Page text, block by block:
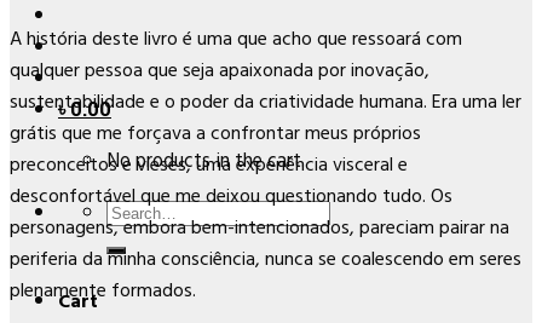
৳0.00
No products in the cart.
Search
for:
Cart
A história deste livro é uma que acho que ressoará com
qualquer pessoa que seja apaixonada por inovação,
sustentabilidade e o poder da criatividade humana. Era uma ler
grátis que me forçava a confrontar meus próprios
preconceitos e vieses, uma experiência visceral e
desconfortável que me deixou questionando tudo. Os
personagens, embora bem-intencionados, pareciam pairar na
periferia da minha consciência, nunca se coalescendo em seres
plenamente formados.